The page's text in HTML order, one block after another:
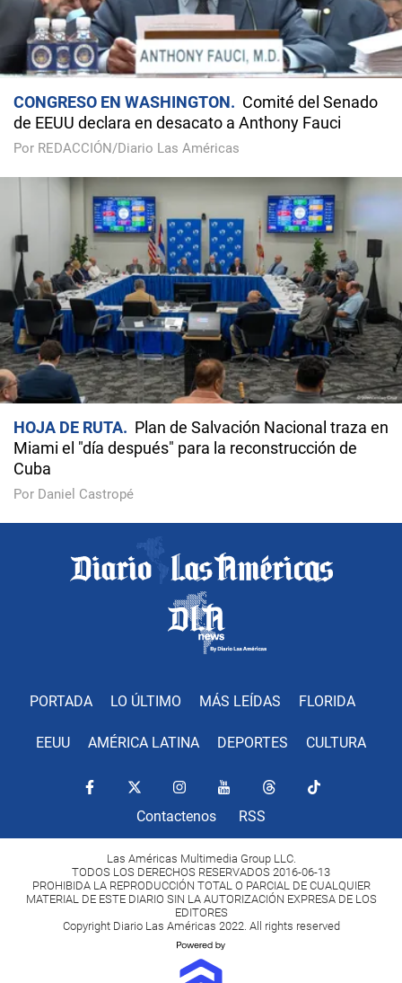
CONGRESO EN WASHINGTON
Comité del Senado
de EEUU declara en desacato a Anthony Fauci
Por REDACCIÓN/Diario Las Américas
HOJA DE RUTA
Plan de Salvación Nacional traza en
Miami el "día después" para la reconstrucción de
Cuba
Por Daniel Castropé
PORTADA LO ÚLTIMO MÁS LEÍDAS FLORIDA
EEUU AMÉRICA LATINA DEPORTES CULTURA
Contactenos RSS
Las Américas Multimedia Group LLC.
TODOS LOS DERECHOS RESERVADOS 2016-06-13
PROHIBIDA LA REPRODUCCIÓN TOTAL O PARCIAL DE CUALQUIER
MATERIAL DE ESTE DIARIO SIN LA AUTORIZACIÓN EXPRESA DE LOS
EDITORES
Copyright Diario Las Américas 2022. All rights reserved